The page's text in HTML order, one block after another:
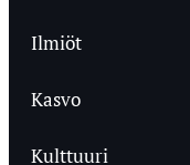
Ilmiöt
Kasvo
Kulttuuri